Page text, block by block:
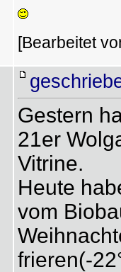
[Bearbeitet
Gestern
21er
Vitrine.
Heute
vom
frieren(-